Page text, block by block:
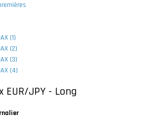
(1)
(2)
(3)
(4)
EUR/JPY - Long